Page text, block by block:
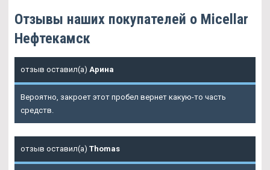
Отзывы наших покупателей о Micellar
Нефтекамск
отзыв оставил(а) Арина
Вероятно, закроет этот пробел вернет какую-то часть
средств.
отзыв оставил(а) Thomas